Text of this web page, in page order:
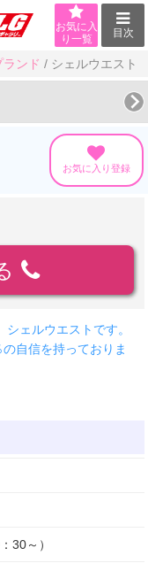
目次
お気に入
り一覧
ランド / シェルウエスト
お気に入り登録
ェルウエストです。
自信を持っておりま
30～）